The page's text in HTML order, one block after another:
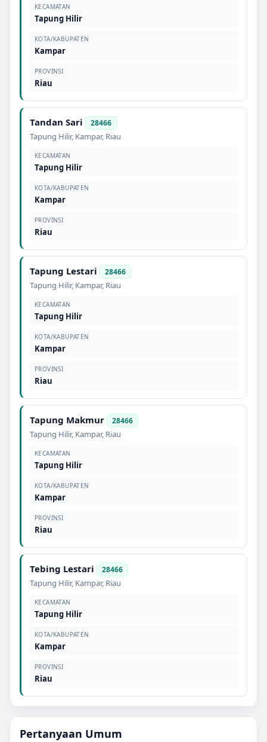
KECAMATAN
Tapung Hilir
KOTA/KABUPATEN
Kampar
PROVINSI
Riau
Tandan Sari 28466
Tapung Hilir, Kampar, Riau
KECAMATAN
Tapung Hilir
KOTA/KABUPATEN
Kampar
PROVINSI
Riau
Tapung Lestari 28466
Tapung Hilir, Kampar, Riau
KECAMATAN
Tapung Hilir
KOTA/KABUPATEN
Kampar
PROVINSI
Riau
Tapung Makmur 28466
Tapung Hilir, Kampar, Riau
KECAMATAN
Tapung Hilir
KOTA/KABUPATEN
Kampar
PROVINSI
Riau
Tebing Lestari 28466
Tapung Hilir, Kampar, Riau
KECAMATAN
Tapung Hilir
KOTA/KABUPATEN
Kampar
PROVINSI
Riau
Pertanyaan Umum